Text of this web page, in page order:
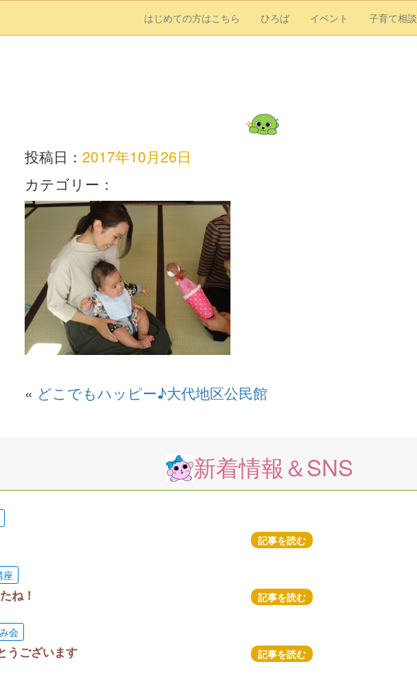
はじめての方はこちら ひろば イベント 子育て相談
投稿日： 2017年10月26日
カテゴリー：
« どこでもハッピー♪大代地区公民館
新着情報＆SNS
記事を読む
座
ね！ 記事を読む
会
うございます 記事を読む